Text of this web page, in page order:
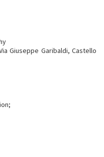
Giuseppe Garibaldi, Castello